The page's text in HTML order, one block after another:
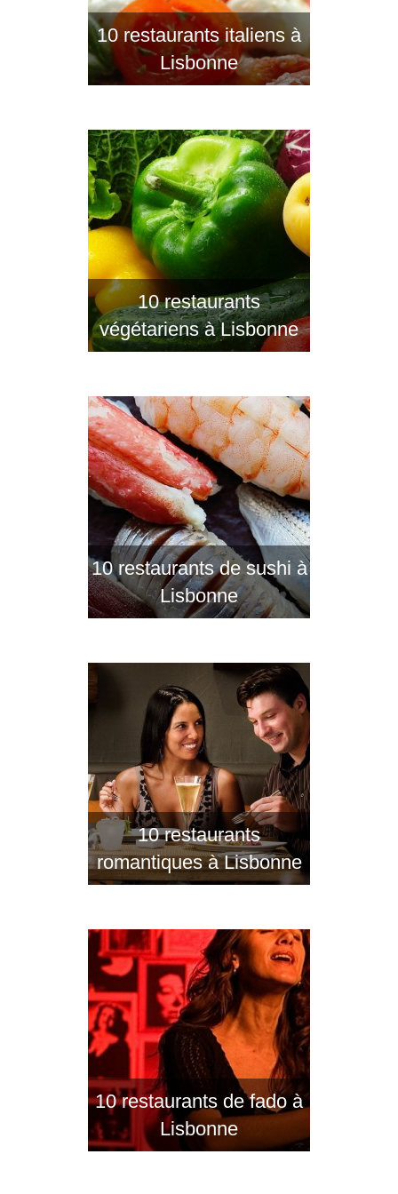
10 restaurants italiens à
Lisbonne
10 restaurants
végétariens à Lisbonne
10 restaurants de sushi à
Lisbonne
10 restaurants
romantiques à Lisbonne
10 restaurants de fado à
Lisbonne